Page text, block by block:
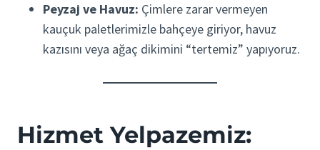
Peyzaj ve Havuz: Çimlere zarar vermeyen
kauçuk paletlerimizle bahçeye giriyor, havuz
kazısını veya ağaç dikimini “tertemiz” yapıyoruz.
Hizmet Yelpazemiz: